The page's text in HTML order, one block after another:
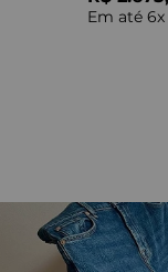
Em até 6x